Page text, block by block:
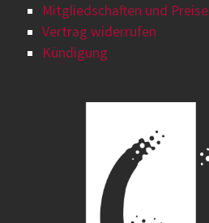
Mitgliedschaften und Preise
Vertrag widerrufen
Kündigung